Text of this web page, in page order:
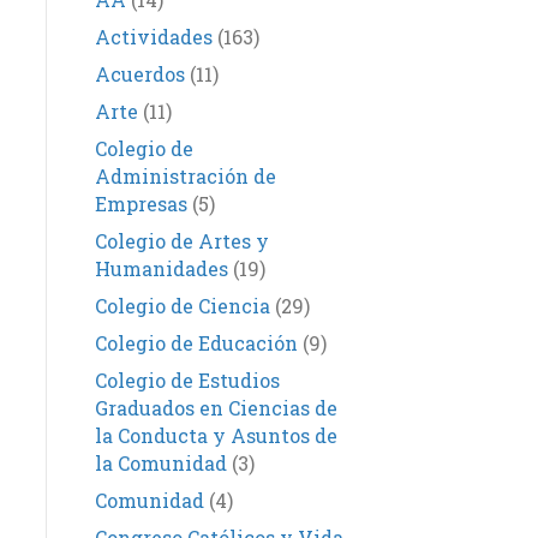
Actividades(163)
Acuerdos(11)
Arte (11)
Colegio de
Administración de
Empresas(5)
Colegio de Artes y
Humanidades(19)
Colegio de Ciencia (29)
Colegio de Educación (9)
Colegio de Estudios
Graduados en Ciencias de
la Conducta y Asuntos de
la Comunidad (3)
Comunidad (4)